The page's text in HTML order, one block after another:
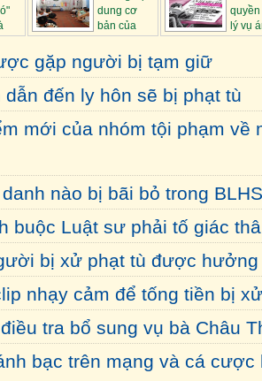
dung cơ
bản của
quyền
lý vụ
gặp người bị tạm giữ
dẫn đến ly hôn sẽ bị phạt tù
mới của nhóm tội phạm về
nào bị bãi bỏ trong
buộc Luật sư phải tố giác
bị xử phạt tù được hưởng
nhạy cảm để tống tiền bị
tra bổ sung vụ bà Châu
bạc trên mạng và cá